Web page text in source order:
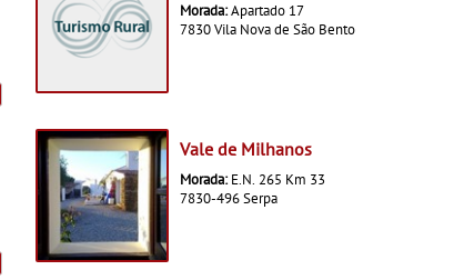
Morada:Apartado 17
7830 Vila Nova de São Bento
Vale de Milhanos
Morada: E.N. 265 Km 33
7830-496 Serpa